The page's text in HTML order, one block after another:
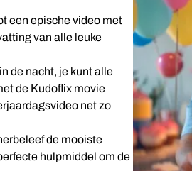
een epische video met
van alle leuke
de nacht, je kunt alle
de Kudoflix movie
net zo
de mooiste
hulpmiddel om de